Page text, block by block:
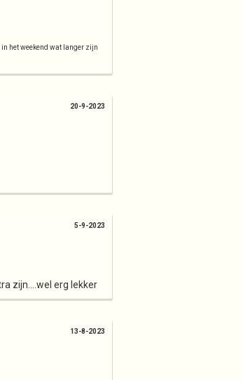
het weekend wat langer zijn
20-9-2023
zijn....wel erg lekker
5-9-2023
13-8-2023